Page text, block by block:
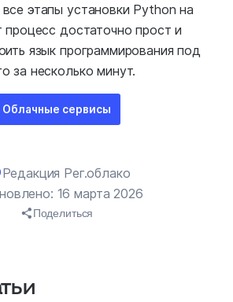
этапы установки Python на
процесс достаточно прост и
язык программирования под
за несколько минут.
Облачные сервисы
Редакция Рег.облако
16 марта 2026
Поделиться